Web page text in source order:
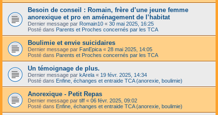
Besoin de conseil : Romain, frère d’une jeune femme
anorexique et pro en aménagement de l’habitat
Dernier message par Romain10 « 30 mai 2025, 16:25
Posté dans Parents et Proches concernés par les TCA
Boulimie et envie suicidaires
Dernier message par FanEpica « 28 mai 2025, 14:05
Posté dans Parents et Proches concernés par les TCA
Un témoignage de plus.
Dernier message par kArela « 19 févr. 2025, 14:34
Posté dans Enfine, échanges et entraide TCA (anorexie, boulimie)
Anorexique - Petit Repas
Dernier message par tiff « 06 févr. 2025, 09:02
Posté dans Enfine, échanges et entraide TCA (anorexie, boulimie)